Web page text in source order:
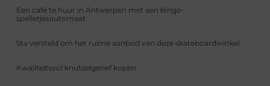
Een café te huur in Antwerpen met een bingo-
spelletjesautomaat
Sta versteld om het ruime aanbod van deze skateboardwinkel
Kwaliteitsvol knutselgerief kopen